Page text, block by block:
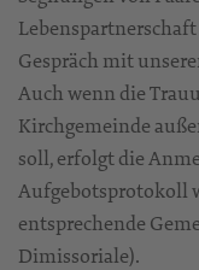
Gespräch mit
Auch wenn die
Kirchgemeinde
soll, erfolgt die
Aufgebotsprotokoll
entsprechende
Dimissoriale).